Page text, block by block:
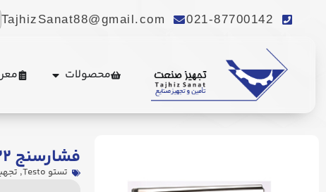
021-87700142
TajhizSanat88@gmail.com
محصولات
فشارسنج testo ۶۲۲
تستو Testo ,